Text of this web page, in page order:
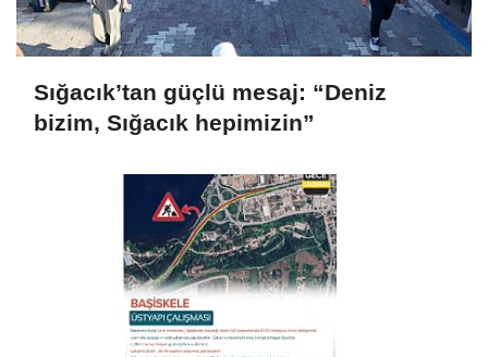
Sığacık’tan güçlü mesaj: “Deniz
bizim, Sığacık hepimizin”